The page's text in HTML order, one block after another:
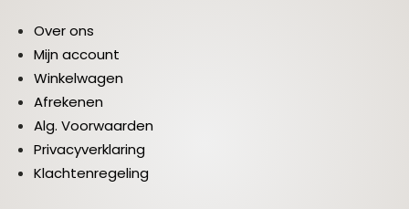
Over ons
Mijn account
Winkelwagen
Afrekenen
Alg. Voorwaarden
Privacyverklaring
Klachtenregeling